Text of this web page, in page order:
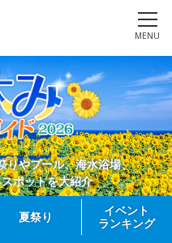
MENU
りやプール、海水浴場、
ポットを大紹介
夏祭り
イベント
ランキング